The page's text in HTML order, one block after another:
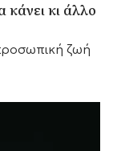
κι άλλο
ζωή